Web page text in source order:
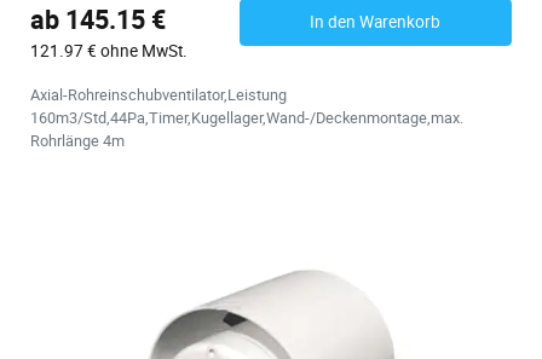
ab 145.15 €
121.97 € ohne MwSt.
In den Warenkorb
Axial-Rohreinschubventilator,Leistung
160m3/Std,44Pa,Timer,Kugellager,Wand-/Deckenmontage,max.
Rohrlänge 4m